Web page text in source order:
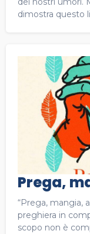
dimostra questo
Prega,
“Prega, mangia,
preghiera in
scopo non è